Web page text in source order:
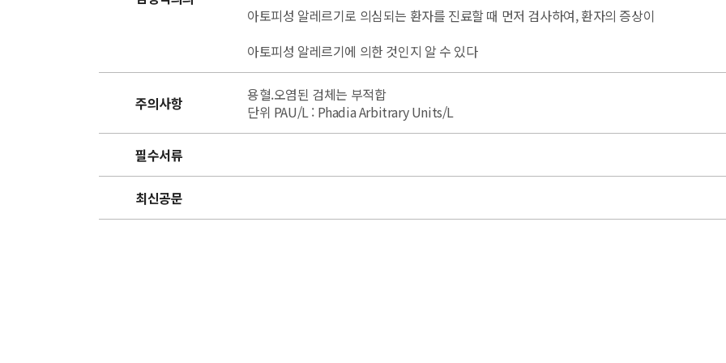
아토피성 알레르기로 의심되는 환자를 진료할 때 먼저 검사하여, 환자의 증상이
아토피성 알레르기에 의한 것인지 알 수 있다
주의사항
용혈.오염된 검체는 부적합
단위 PAU/L : Phadia Arbitrary Units/L
필수서류
최신공문